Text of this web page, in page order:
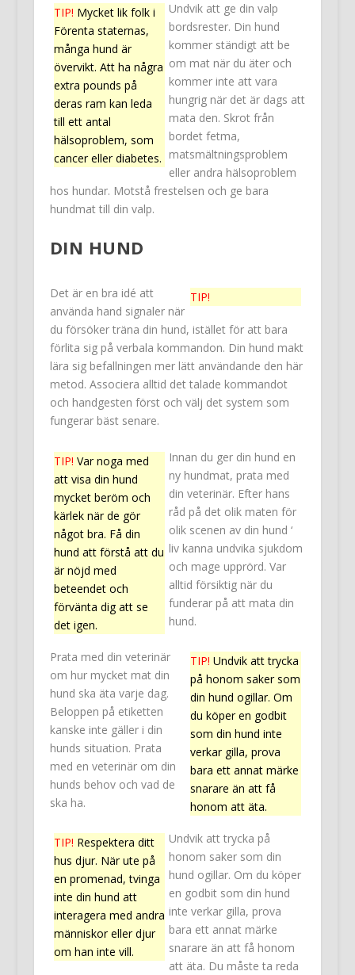
TIP! Mycket lik folk i
Förenta staternas,
många hund är
övervikt. Att ha några
extra pounds på
deras ram kan leda
till ett antal
hälsoproblem, som
cancer eller diabetes.
Undvik att ge din valp
bordsrester. Din hund
kommer ständigt att be
om mat när du äter och
kommer inte att vara
hungrig när det är dags att
mata den. Skrot från
bordet fetma,
matsmältningsproblem
eller andra hälsoproblem
hos hundar. Motstå frestelsen och ge bara
hundmat till din valp.
DIN HUND
TIP!
Det är en bra idé att
använda hand signaler när
du försöker träna din hund, istället för att bara
förlita sig på verbala kommandon. Din hund makt
lära sig befallningen mer lätt användande den här
metod. Associera alltid det talade kommandot
och handgesten först och välj det system som
fungerar bäst senare.
TIP! Var noga med
att visa din hund
mycket beröm och
kärlek när de gör
något bra. Få din
hund att förstå att du
är nöjd med
beteendet och
förvänta dig att se
det igen.
Innan du ger din hund en
ny hundmat, prata med
din veterinär. Efter hans
råd på det olik maten för
olik scenen av din hund ‘
liv kanna undvika sjukdom
och mage upprörd. Var
alltid försiktig när du
funderar på att mata din
hund.
TIP! Undvik att trycka
på honom saker som
din hund ogillar. Om
du köper en godbit
som din hund inte
verkar gilla, prova
bara ett annat märke
snarare än att få
honom att äta.
Prata med din veterinär
om hur mycket mat din
hund ska äta varje dag.
Beloppen på etiketten
kanske inte gäller i din
hunds situation. Prata
med en veterinär om din
hunds behov och vad de
ska ha.
TIP! Respektera ditt
hus djur. När ute på
en promenad, tvinga
inte din hund att
interagera med andra
människor eller djur
om han inte vill.
Undvik att trycka på
honom saker som din
hund ogillar. Om du köper
en godbit som din hund
inte verkar gilla, prova
bara ett annat märke
snarare än att få honom
att äta. Du måste ta reda